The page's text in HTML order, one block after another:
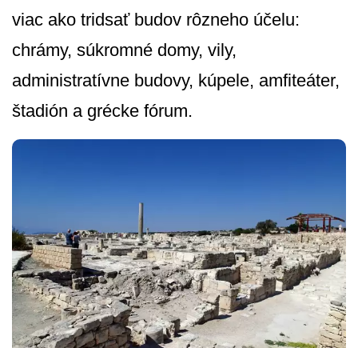
viac ako tridsať budov rôzneho účelu:
chrámy, súkromné domy, vily,
administratívne budovy, kúpele, amfiteáter,
štadión a grécke fórum.